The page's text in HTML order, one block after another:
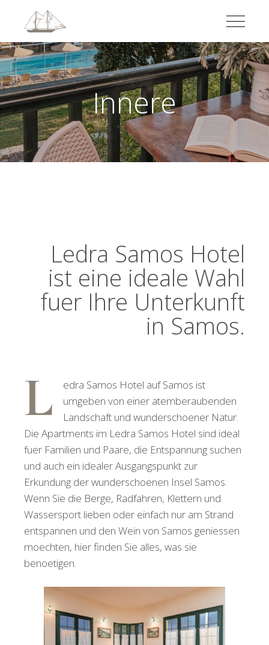
Innere
Ledra Samos Hotel
ist eine ideale Wahl
fuer Ihre Unterkunft
in Samos.
L
edra Samos Hotel auf Samos ist
umgeben von einer atemberaubenden
Landschaft und wunderschoener Natur.
Die Apartments im Ledra Samos Hotel sind ideal
fuer Familien und Paare, die Entspannung suchen
und auch ein idealer Ausgangspunkt zur
Erkundung der wunderschoenen Insel Samos.
Wenn Sie die Berge, Radfahren, Klettern und
Wassersport lieben oder einfach nur am Strand
entspannen und den Wein von Samos geniessen
moechten, hier finden Sie alles, was sie
benoetigen.